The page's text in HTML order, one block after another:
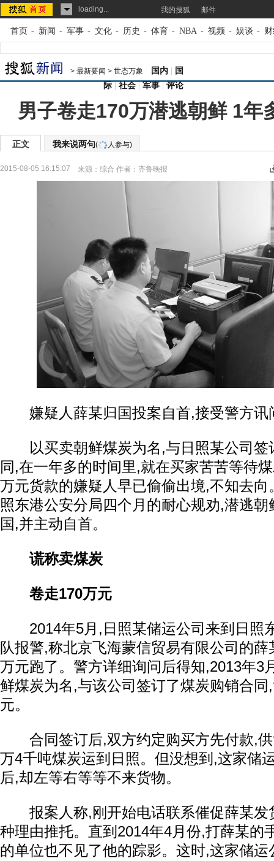
loading... 我的搜狐 邮件
首页 - 新闻 - 军事 - 文化 - 历史 - 体育 - NBA - 视频 - 娱谈 -
> 最新要闻 > 世态万象 国内
国
际
社会 军事 评论
男子卷走170万潜逃朝鲜 1年
正文 我来说两句( 人参与)
2015-08-05 16:15:07 来源： 综合 作者：齐鲁晚报
嫌疑人薛某归国投案自首,接受警方讯
以买卖朝鲜煤炭为名,与日照某公司签
同,在一年多的时间里,就在买家苦苦等待
万元货款的嫌疑人早已偷偷出境,不知去向
照东港公安分局四个月的耐心规劝,潜逃
国,并主动自首。
谎称卖煤炭
卷走170万元
2014年5月,日照某储运公司来到日照
队报警,称北京飞海蒙信贸易有限公司的
万元跑了。警方详细询问后得知,2013年3
鲜煤炭为名,与该公司签订了煤炭购销合同
元。
合同签订后,双方约定购买方先付款,供
万4千吨煤炭运到日照。但没想到,这家储
后,却左等右等等不来货物。
报案人称,刚开始电话联系催促薛某发
种理由推托。直到2014年4月份,打薛某的
的单位也不见了他的踪影。这时,这家储